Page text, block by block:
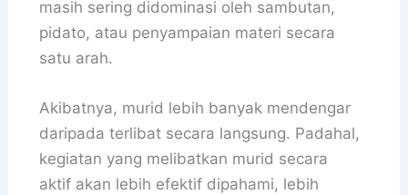
masih sering didominasi oleh sambutan,
pidato, atau penyampaian materi secara
satu arah.
Akibatnya, murid lebih banyak mendengar
daripada terlibat secara langsung. Padahal,
kegiatan yang melibatkan murid secara
aktif akan lebih efektif dipahami, lebih